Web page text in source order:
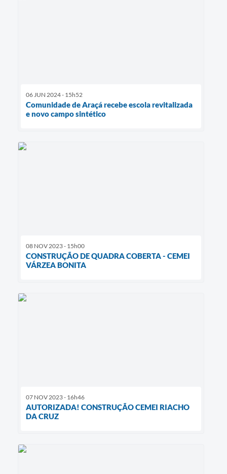
06 JUN 2024 - 15h52
Comunidade de Araçá recebe escola revitalizada
e novo campo sintético
08 NOV 2023 - 15h00
CONSTRUÇÃO DE QUADRA COBERTA - CEMEI
VÁRZEA BONITA
07 NOV 2023 - 16h46
AUTORIZADA! CONSTRUÇÃO CEMEI RIACHO
DA CRUZ